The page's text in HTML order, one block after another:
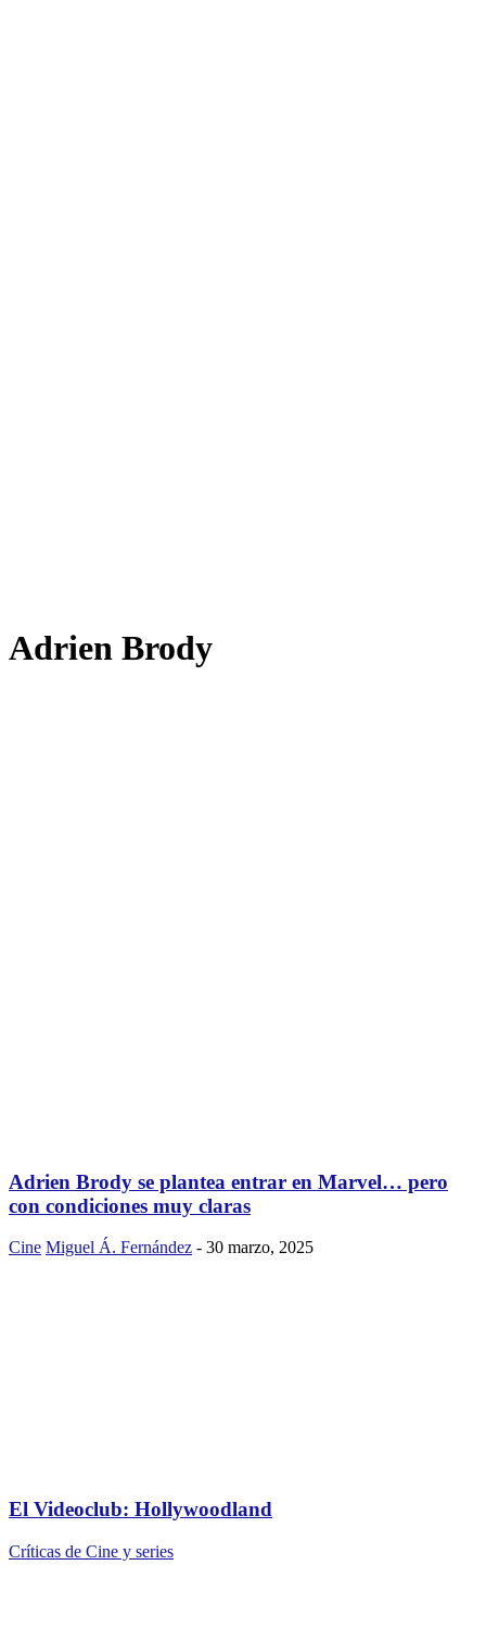
Adrien Brody
Adrien Brody se plantea entrar en Marvel… pero
con condiciones muy claras
Cine Miguel Á. Fernández - 30 marzo, 2025
El Videoclub: Hollywoodland
Críticas de Cine y series